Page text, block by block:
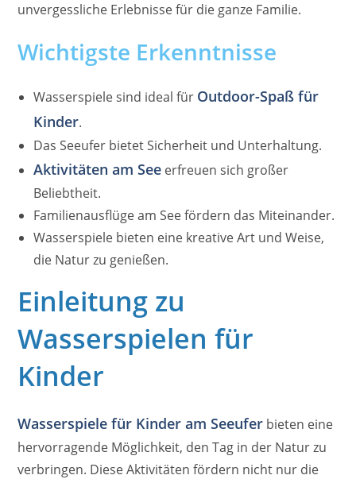
unvergessliche Erlebnisse für die ganze Familie.
Wichtigste Erkenntnisse
Wasserspiele sind ideal für Outdoor-Spaß für
Kinder.
Das Seeufer bietet Sicherheit und Unterhaltung.
Aktivitäten am See erfreuen sich großer
Beliebtheit.
Familienausflüge am See fördern das Miteinander.
Wasserspiele bieten eine kreative Art und Weise,
die Natur zu genießen.
Einleitung zu
Wasserspielen für
Kinder
Wasserspiele für Kinder am Seeufer bieten eine
hervorragende Möglichkeit, den Tag in der Natur zu
verbringen. Diese Aktivitäten fördern nicht nur die